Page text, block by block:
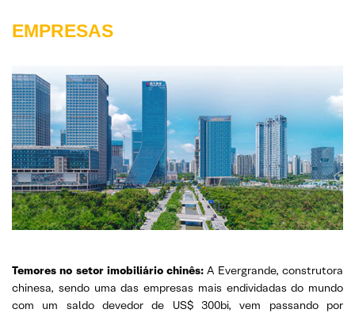
EMPRESAS
Temores no setor imobiliário chinês:A Evergrande, construtora
chinesa, sendo uma das empresas mais endividadas do mundo
com um saldo devedor de US$ 300bi, vem passando por